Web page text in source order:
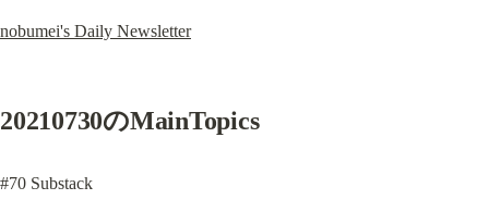
nobumei's Daily Newsletter
20210730のMainTopics
#70 Substack